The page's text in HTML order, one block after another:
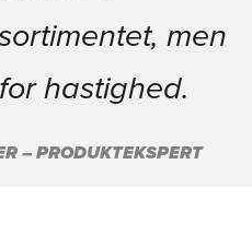
men
hastighed.
– PRODUKTEKSPERT